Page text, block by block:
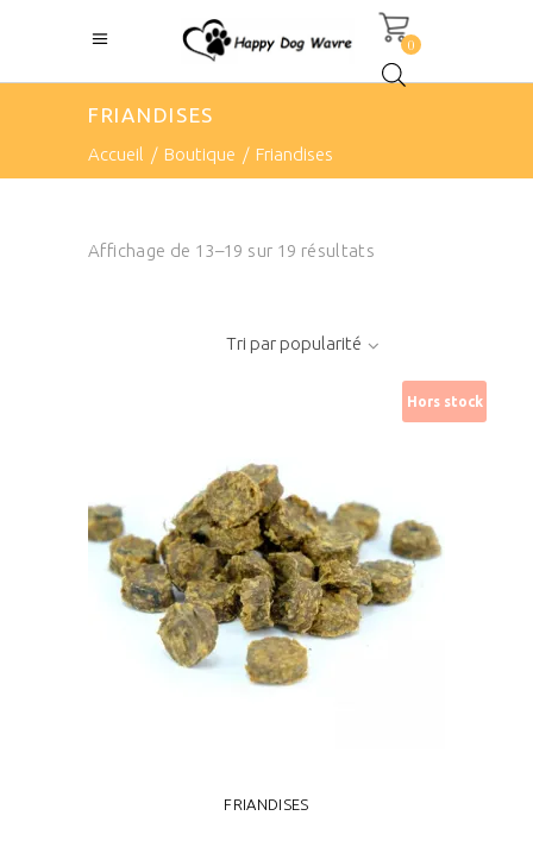
0
FRIANDISES
Accueil / Boutique / Friandises
Affichage de 13–19 sur 19 résultats
popularity
Tri par popularité
FRIANDISES
Hors stock